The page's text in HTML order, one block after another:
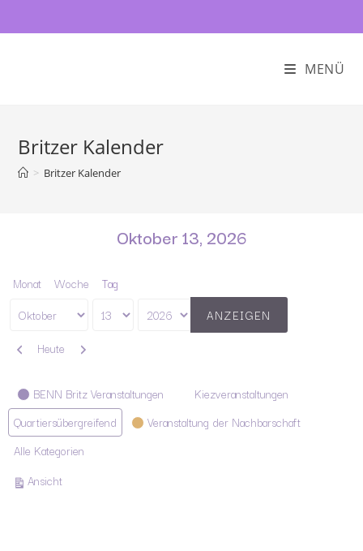
MENÜ
Britzer Kalender
> Britzer Kalender
Oktober 13, 2026
Monat Woche Tag
Monat
Tag
Jahr
Zurück
Heute Weiter
Kategorien
BENN Britz Veranstaltungen
Kiezveranstaltungen
Quartiersübergreifend
Veranstaltung der Nachbarschaft
Alle Kategorien
Ansichtausdrucken